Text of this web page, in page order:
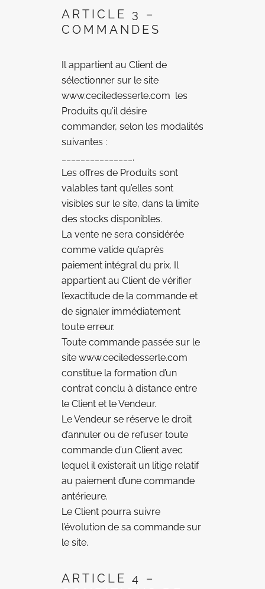
ARTICLE 3 –
COMMANDES
Il appartient au Client de
sélectionner sur le site
www.ceciledesserle.com les
Produits qu’il désire
commander, selon les modalités
suivantes :
_______________.
Les offres de Produits sont
valables tant qu’elles sont
visibles sur le site, dans la limite
des stocks disponibles.
La vente ne sera considérée
comme valide qu’après
paiement intégral du prix. Il
appartient au Client de vérifier
l’exactitude de la commande et
de signaler immédiatement
toute erreur.
Toute commande passée sur le
site www.ceciledesserle.com
constitue la formation d’un
contrat conclu à distance entre
le Client et le Vendeur.
Le Vendeur se réserve le droit
d’annuler ou de refuser toute
commande d’un Client avec
lequel il existerait un litige relatif
au paiement d’une commande
antérieure.
Le Client pourra suivre
l’évolution de sa commande sur
le site.
ARTICLE 4 –